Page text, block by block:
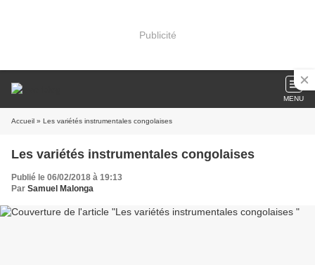
Publicité
MENU
Accueil » Les variétés instrumentales congolaises
Les variétés instrumentales congolaises
Publié le 06/02/2018 à 19:13
Par Samuel Malonga